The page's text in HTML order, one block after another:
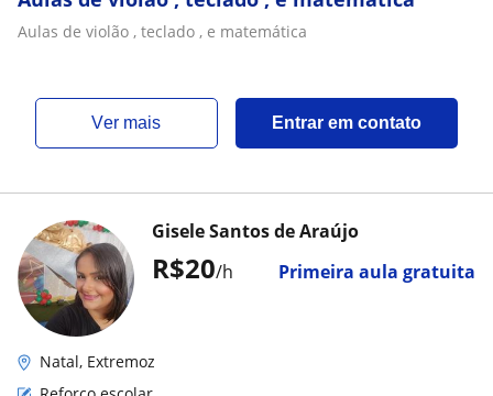
Aulas de violão , teclado , e matemática
ver mais Entrar em contato
R$20/h Primeira aula gratuita
Gisele Santos de Araújo
Natal, Extremoz